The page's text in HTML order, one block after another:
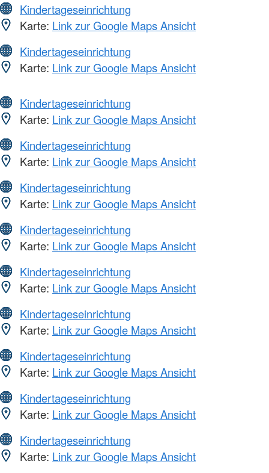
Kindertageseinrichtung
Karte: Link zur Google Maps Ansicht
Kindertageseinrichtung
Karte: Link zur Google Maps Ansicht
Kindertageseinrichtung
Karte: Link zur Google Maps Ansicht
Kindertageseinrichtung
Karte: Link zur Google Maps Ansicht
Kindertageseinrichtung
Karte: Link zur Google Maps Ansicht
Kindertageseinrichtung
Karte: Link zur Google Maps Ansicht
Kindertageseinrichtung
Karte: Link zur Google Maps Ansicht
Kindertageseinrichtung
Karte: Link zur Google Maps Ansicht
Kindertageseinrichtung
Karte: Link zur Google Maps Ansicht
Kindertageseinrichtung
Karte: Link zur Google Maps Ansicht
Kindertageseinrichtung
Karte: Link zur Google Maps Ansicht